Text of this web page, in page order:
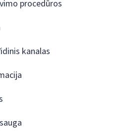
procedūros
kanalas